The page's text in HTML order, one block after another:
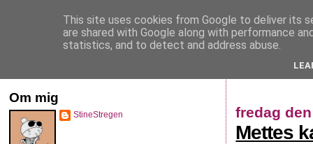
StineStregen
fredag
Mettes
Om mig
StineStregen
This site uses cookies from Google to deliver its
are shared with Google along with performance
statistics, and to detect and address abuse.